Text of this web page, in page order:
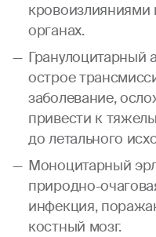
кровоизлияниями
органах.
Гранулоцитарный
острое
заболевание,
привести к
до летального
Моноцитарный
природно-
инфекция,
костный мозг.